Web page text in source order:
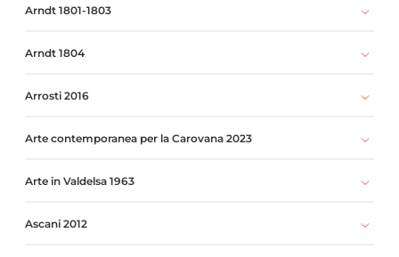
Arndt 1801-1803
Arndt 1804
Arrosti 2016
Arte contemporanea per la Carovana 2023
Arte in Valdelsa 1963
Ascani 2012